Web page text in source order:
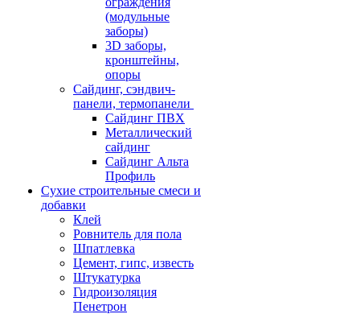
(модульные
заборы)
3D заборы,
кронштейны,
опоры
Cайдинг, сэндвич-
панели, термопанели
Сайдинг ПВХ
Металлический
сайдинг
Сайдинг Альта
Профиль
Сухие строительные смеси и
добавки
Клей
Ровнитель для пола
Шпатлевка
Цемент, гипс, известь
Штукатурка
Гидроизоляция
Пенетрон